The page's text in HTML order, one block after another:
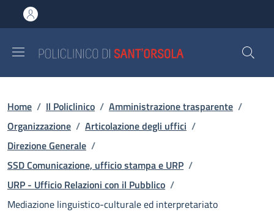
al contenuto principale
to footer content
Briciole di pane
Home / Il Policlinico / Amministrazione trasparente /
Organizzazione / Articolazione degli uffici /
Direzione Generale /
SSD Comunicazione, ufficio stampa e URP /
URP - Ufficio Relazioni con il Pubblico /
Mediazione linguistico-culturale ed interpretariato